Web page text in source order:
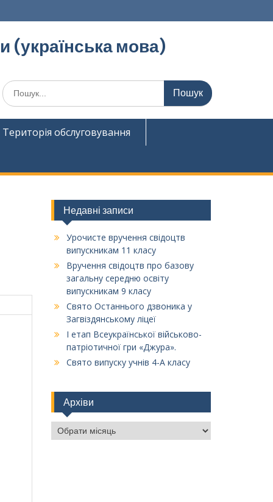
(українська мова)
Шукати:
Територія обслуговування
Недавні записи
Урочисте вручення свідоцтв
випускникам 11 класу
Вручення свідоцтв про базову
загальну середню освіту
випускникам 9 класу
Свято Останнього дзвоника у
Загвіздянському ліцеї
І етап Всеукраїнської військово-
патріотичної гри «Джура».
Свято випуску учнів 4-А класу
Архіви
Архіви